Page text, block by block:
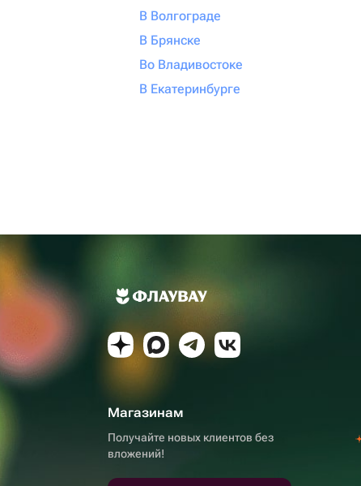
В Волгограде
В Брянске
Во Владивостоке
В Екатеринбурге
Магазинам
Получайте новых клиентов без
вложений!